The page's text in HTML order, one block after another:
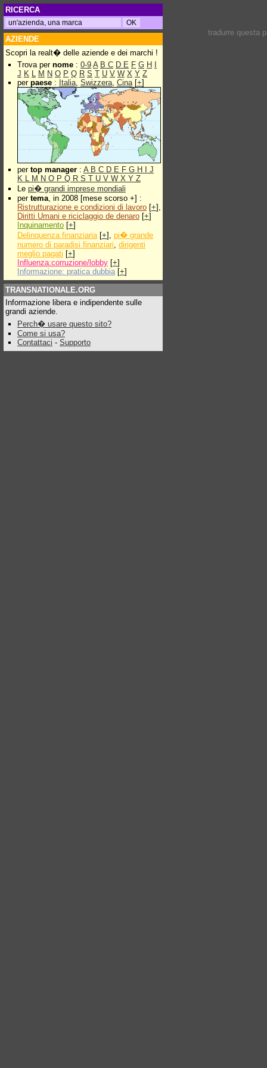
RICERCA
AZIENDE
Scopri la realt� delle aziende e dei marchi !
Trova per nome : 0-9 A B C D E F G H
J K L M N O P Q R S T U V W X Y Z
per paese : Italia, Swizzera, Cina[+]
per top manager : A B C D E F G H
J
K L M N O P Q R S T U V W X Y Z
Le pi� grandi imprese mondiali
per tema, in 2008 [mese scorso +] :
Ristrutturazione e condizioni di lavoro [+],
Diritti Umani e riciclaggio de denaro [+]
Inquinamento [+]
Delinquenza finanziaria[+], pi� grande
numero di paradisi finanziari, dirigenti
meglio pagati [+]
Influenza:corruzione/lobby [+]
Informazione: pratica dubbia [+]
TRANSNATIONALE.ORG
Informazione libera e indipendente sulle
grandi aziende.
Perch� usare questo sito?
Come si usa?
Contattaci - Supporto
tradurre questa